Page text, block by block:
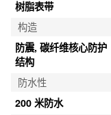
树脂表带
构造
防震, 碳纤维核心防护
结构
防水性
200 米防水